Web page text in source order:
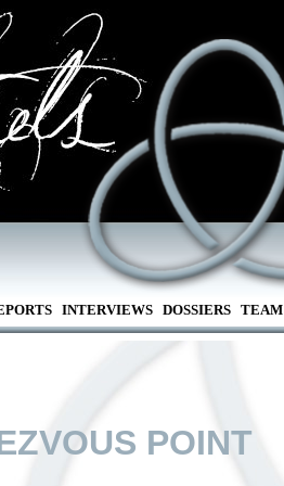
INTERVIEWS DOSSIERS TEAM
POINT